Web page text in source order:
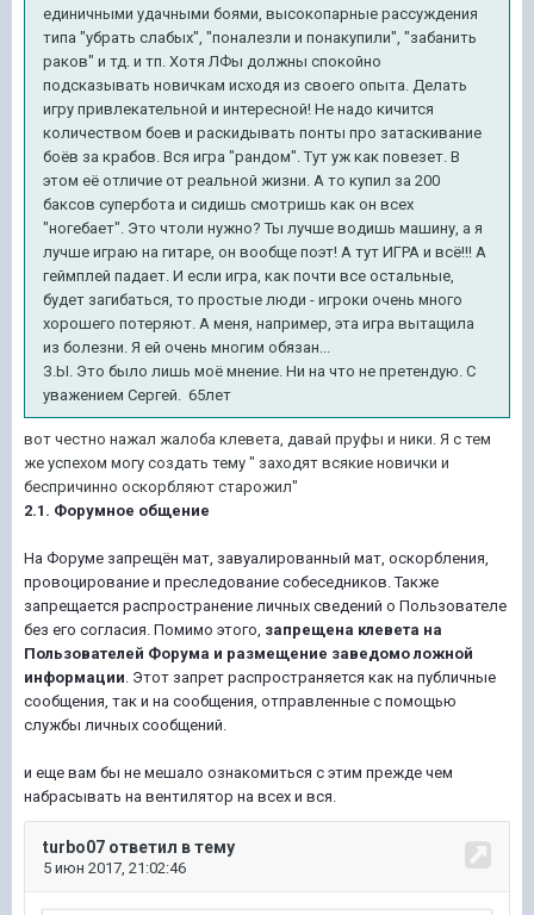
единичными удачными боями, высокопарные рассуждения
типа "убрать слабых", "поналезли и понакупили", "забанить
раков" и тд. и тп. Хотя ЛФы должны спокойно
подсказывать новичкам исходя из своего опыта. Делать
игру привлекательной и интересной! Не надо кичится
количеством боев и раскидывать понты про затаскивание
боёв за крабов. Вся игра "рандом". Тут уж как повезет. В
этом её отличие от реальной жизни. А то купил за 200
баксов супербота и сидишь смотришь как он всех
"ногебает". Это чтоли нужно? Ты лучше водишь машину, а я
лучше играю на гитаре, он вообще поэт! А тут ИГРА и всё!!! А
геймплей падает. И если игра, как почти все остальные,
будет загибаться, то простые люди - игроки очень много
хорошего потеряют. А меня, например, эта игра вытащила
из болезни. Я ей очень многим обязан...
З.Ы. Это было лишь моё мнение. Ни на что не претендую. С
уважением Сергей. 65лет
вот честно нажал жалоба клевета, давай пруфы и ники. Я с тем
же успехом могу создать тему " заходят всякие новички и
беспричинно оскорбляют старожил"
2.1. Форумное общение
На Форуме запрещён мат, завуалированный мат, оскорбления,
провоцирование и преследование собеседников. Также
запрещается распространение личных сведений о Пользователе
без его согласия. Помимо этого, запрещена клевета на
Пользователей Форума и размещение заведомо ложной
информации . Этот запрет распространяется как на публичные
сообщения, так и на сообщения, отправленные с помощью
службы личных сообщений.
и еще вам бы не мешало ознакомиться с этим прежде чем
набрасывать на вентилятор на всех и вся.